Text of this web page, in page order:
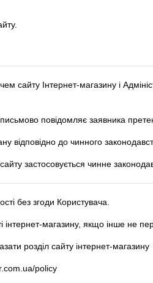
Інтернет-магазину і
повідомляє заявника
відповідно до чинного
застосовується чинне
без згоди Користувача.
магазину, якщо інше не
розділ сайту інтернет-магазину
policy